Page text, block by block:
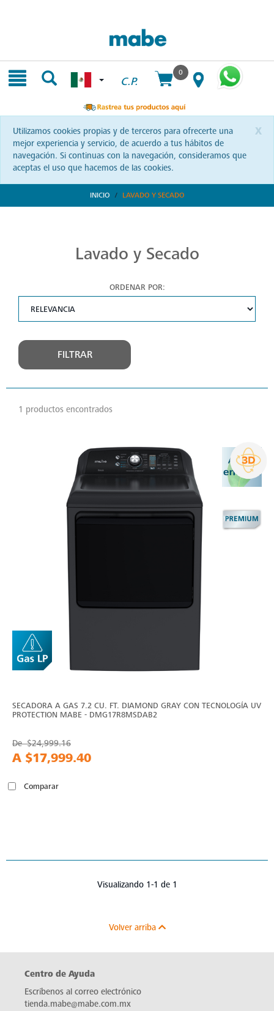
C.P.
0
x
Utilizamos cookies propias y de terceros para ofrecerte una
mejor experiencia y servicio, de acuerdo a tus hábitos de
navegación. Si continuas con la navegación, consideramos que
aceptas el uso que hacemos de las cookies.
INICIO LAVADO Y SECADO
Lavado y Secado
ORDENAR POR:
FILTRAR
1 productos encontrados
SECADORA A GAS 7.2 CU. FT. DIAMOND GRAY CON TECNOLOGÍA UV
PROTECTION MABE - DMG17R8MSDAB2
De$24,999.16
A $17,999.40
Comparar
Visualizando 1-1 de 1
Volver arriba
Centro de Ayuda
Escríbenos al correo electrónico
tienda.mabe@mabe.com.mx